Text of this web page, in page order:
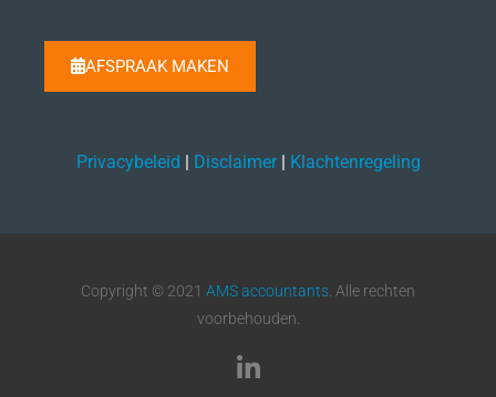
AFSPRAAK MAKEN
Privacybeleid | Disclaimer| Klachtenregeling
Copyright © 2021 AMS accountants . Alle rechten
voorbehouden.